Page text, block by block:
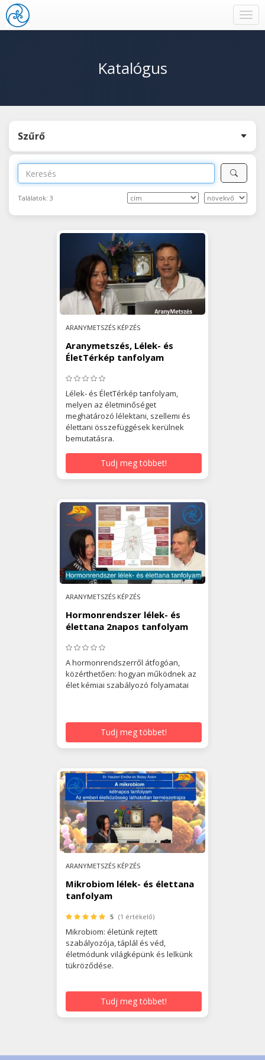
Katalógus
Szűrő
Találatok: 3
ARANYMETSZÉS KÉPZÉS
Aranymetszés, Lélek- és
ÉletTérkép tanfolyam
Lélek- és ÉletTérkép tanfolyam,
melyen az életminőséget
meghatározó lélektani, szellemi és
élettani összefüggések kerülnek
bemutatásra.
Tudj meg többet!
ARANYMETSZÉS KÉPZÉS
Hormonrendszer lélek- és
élettana 2napos tanfolyam
A hormonrendszerről átfogóan,
közérthetően: hogyan működnek az
élet kémiai szabályozó folyamatai
Tudj meg többet!
ARANYMETSZÉS KÉPZÉS
Mikrobiom lélek- és élettana
tanfolyam
5 (1 értékelő)
Mikrobiom: életünk rejtett
szabályozója, táplál és véd,
életmódunk világképünk és lelkünk
tükröződése.
Tudj meg többet!